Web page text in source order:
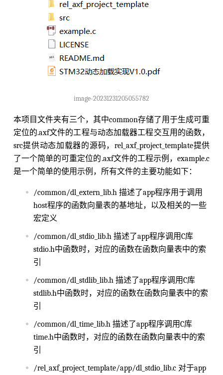
image-20231231205055782
本项目文件夹有三个，其中common存储了用于生成可重
定位的.axf文件的工程与动态加载器工程交互用的函数，
src提供动态加载器的源码，rel_axf_project_template提供
了一个简单的可重定位的.axf文件的工程示例，example.c
是一个简单的使用示例，所有文件的主要功能如下：
/common/dl_extern_lib.h 描述了app程序用于调用
host程序的函数向量表的基地址，以及相关的一些
宏定义
/common/dl_stdio_lib.h 描述了app程序调用C库
stdio.h中函数时，对应的函数在函数向量表中的索
引
/common/dl_stdlib_lib.h 描述了app程序调用C库
stdlib.h中函数时，对应的函数在函数向量表中的索
引
/common/dl_time_lib.h 描述了app程序调用C库
time.h中函数时，对应的函数在函数向量表中的索
引
/rel_axf_project_template/app/dl_stdio_lib.c 对于app